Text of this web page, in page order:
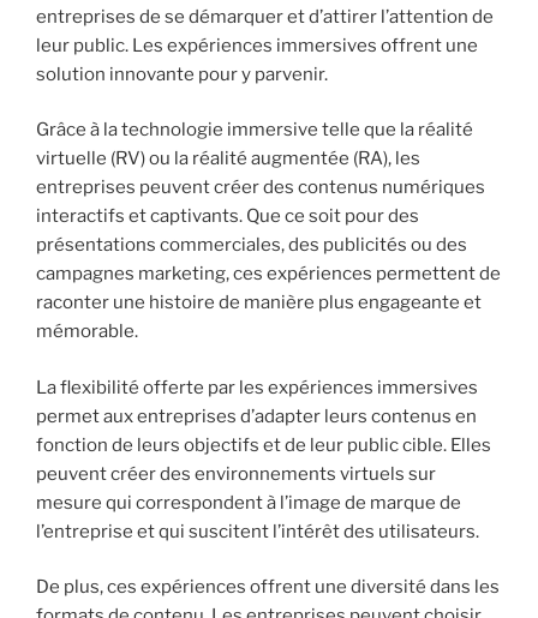
entreprises de se démarquer et d’attirer l’attention de
leur public. Les expériences immersives offrent une
solution innovante pour y parvenir.
Grâce à la technologie immersive telle que la réalité
virtuelle (RV) ou la réalité augmentée (RA), les
entreprises peuvent créer des contenus numériques
interactifs et captivants. Que ce soit pour des
présentations commerciales, des publicités ou des
campagnes marketing, ces expériences permettent de
raconter une histoire de manière plus engageante et
mémorable.
La flexibilité offerte par les expériences immersives
permet aux entreprises d’adapter leurs contenus en
fonction de leurs objectifs et de leur public cible. Elles
peuvent créer des environnements virtuels sur
mesure qui correspondent à l’image de marque de
l’entreprise et qui suscitent l’intérêt des utilisateurs.
De plus, ces expériences offrent une diversité dans les